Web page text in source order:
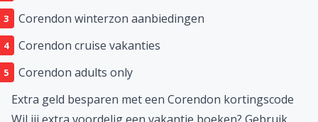
Corendon winterzon aanbiedingen
Corendon cruise vakanties
Corendon adults only
Extra geld besparen met een Corendon kortingscode